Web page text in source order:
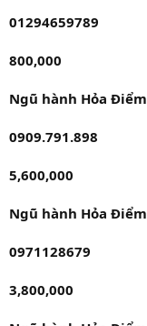
01294659789
800,000
Ngũ hành Hỏa Điểm
0909.791.898
5,600,000
Ngũ hành Hỏa Điểm
0971128679
3,800,000